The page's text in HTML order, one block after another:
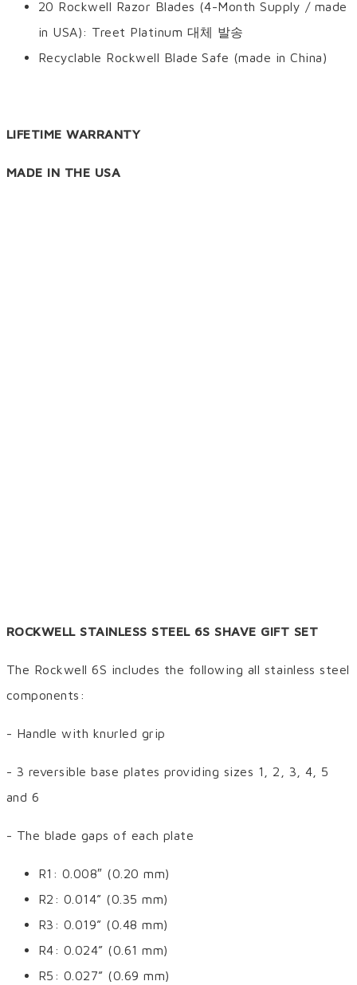
20 Rockwell Razor Blades (4-Month Supply / made
in USA): Treet Platinum 대체 발송
Recyclable Rockwell Blade Safe (made in China)
LIFETIME WARRANTY
MADE IN THE USA
ROCKWELL STAINLESS STEEL 6S SHAVE GIFT SET
The Rockwell 6S includes the following all stainless steel
components:
- Handle with knurled grip
- 3 reversible base plates providing sizes 1, 2, 3, 4, 5
and 6
- The blade gaps of each plate
R1: 0.008″ (0.20 mm)
R2: 0.014” (0.35 mm)
R3: 0.019” (0.48 mm)
R4: 0.024” (0.61 mm)
R5: 0.027” (0.69 mm)